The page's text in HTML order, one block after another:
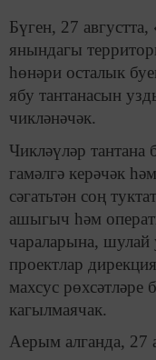
Бүген, 27
янындагы
һөнәри осталык
ябу тантанасын
чикләнәчәк.
Чикләүләр тантана
гамәлгә керәчәк
сәгатьтән соң
ашыгыч һәм
чараларына, шулай
проектлар
махсус рөхсәтләре
кагылмаячак.
Аерым алганда, 27